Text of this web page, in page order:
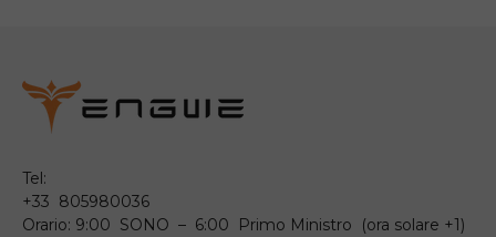
Tel:
+33 805980036
Orario: 9:00 SONO – 6:00 Primo Ministro (ora solare +1)